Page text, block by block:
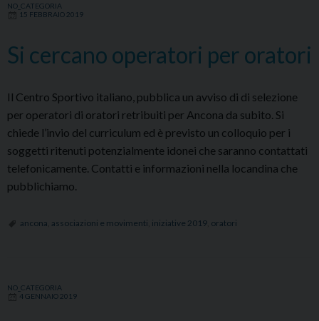
NO_CATEGORIA
15 FEBBRAIO 2019
Si cercano operatori per oratori
Il Centro Sportivo italiano, pubblica un avviso di di selezione
per operatori di oratori retribuiti per Ancona da subito. Si
chiede l’invio del curriculum ed è previsto un colloquio per i
soggetti ritenuti potenzialmente idonei che saranno contattati
telefonicamente. Contatti e informazioni nella locandina che
pubblichiamo.
ancona associazioni e movimenti iniziative 2019 oratori
NO_CATEGORIA
4 GENNAIO 2019